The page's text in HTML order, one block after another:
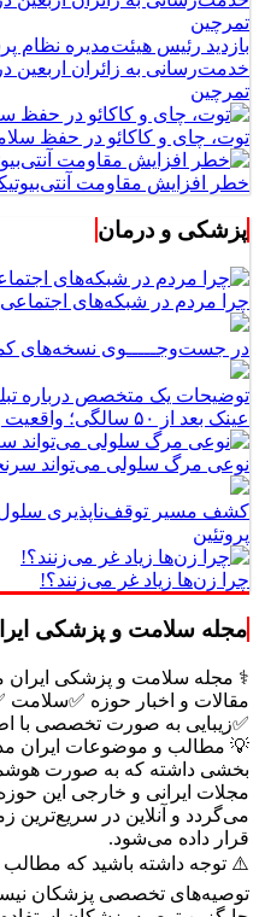
بازدید رئیس هیئت‌مدیره نظام
خدمت‌رسانی به زائران
تمرچین
توت، چای و کاکائو در حفظ
خطر افزایش مقاومت
پزشکی و درمان
چرا مردم در شبکه‌های
در جست‌وجـــــوی نسخه‌های
توضیحات یک متخصص درباره
عینک بعد از ۵۰ سالگی؛ واقعیت یا شایعه؟
نوعی مرگ سلولی می‌تواند
کشف مسیر توقف‌ناپذیری
پروتئین
چرا زن‌ها زیاد غر می‌زنند؟!
مجله سلامت و پزشکی
⚕️ مجله سلامت و پزشکی ایران
مقالات و اخبار حوزه
✅زیبایی به صورت تخصصی با
💡 مطالب و موضوعات ایران
بخشی داشته که به صورت
مجلات ایرانی و خارجی این
می‌گردد و آنلاین در سریع‌ترین
قرار داده می‌شود.
⚠️ توجه داشته باشید که مطالب
توصیه‌های تخصصی پزشکان